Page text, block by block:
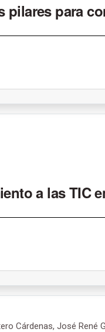
pilares para
a las TIC
Cárdenas, José René